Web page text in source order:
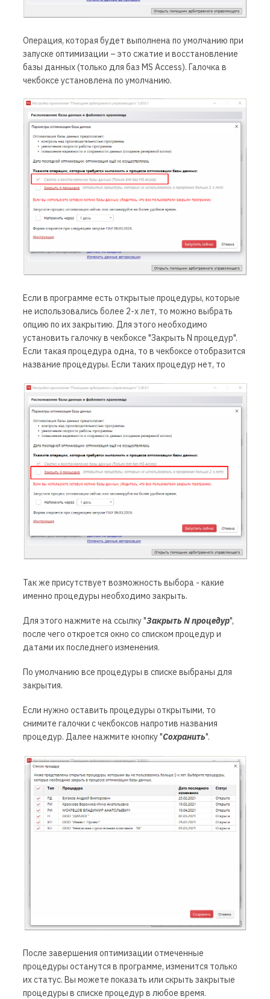
Операция, которая будет выполнена по умолчанию при
запуске оптимизации – это сжатие и восстановление
базы данных (только для баз MS Access). Галочка в
чекбоксе установлена по умолчанию.
Если в программе есть открытые процедуры, которые
не использовались более 2-х лет, то можно выбрать
опцию по их закрытию. Для этого необходимо
установить галочку в чекбоксе "Закрыть N процедур".
Если такая процедура одна, то в чекбоксе отобразится
название процедуры. Если таких процедур нет, то
Так же присутствует возможность выбора - какие
именно процедуры необходимо закрыть.
Для этого нажмите на ссылку"Закрыть N процедур",
после чего откроется окно со списком процедур и
датами их последнего изменения.
По умолчанию все процедуры в списке выбраны для
закрытия.
Если нужно оставить процедуры открытыми, то
снимите галочки с чекбоксов напротив названия
процедур. Далее нажмите кнопку "Сохранить".
После завершения оптимизации отмеченные
процедуры останутся в программе, изменится только
их статус. Вы можете показать или скрыть закрытые
процедуры в списке процедур в любое время.